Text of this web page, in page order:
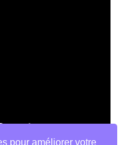
pour améliorer votre